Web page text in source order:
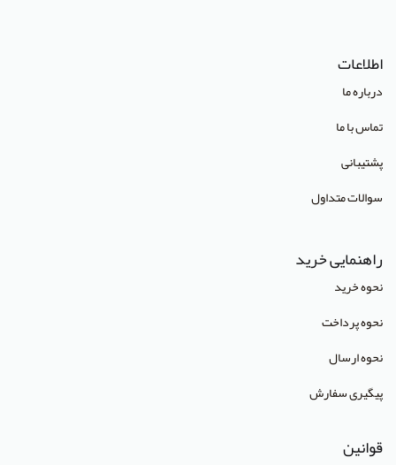
انتشارات جهاد دانشگاهی تهران
انتشارات پژوهشگاه علوم و فنون هسته ای
اطلاعات
درباره ما
تماس با ما
پشتیبانی
سوالات متداول
راهنمایی خرید
نحوه خرید
نحوه پرداخت
نحوه ارسال
پیگیری سفارش
قوانین